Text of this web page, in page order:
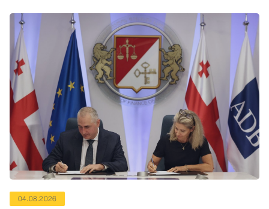
04.08.2026